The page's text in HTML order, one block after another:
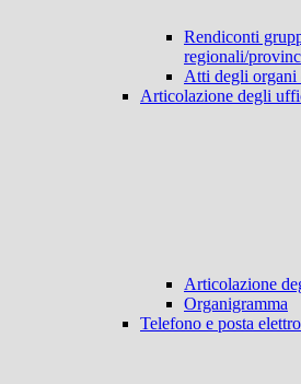
Rendiconti
regionali/
Atti degli
Articolazione degli
Articolazione
Organigramma
Telefono e posta